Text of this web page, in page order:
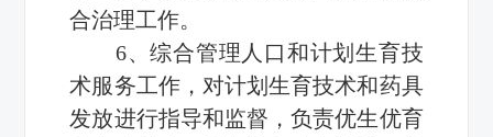
合治理工作。
6、综合管理人口和计划生育技
术服务工作，对计划生育技术和药具
发放进行指导和监督，负责优生优育